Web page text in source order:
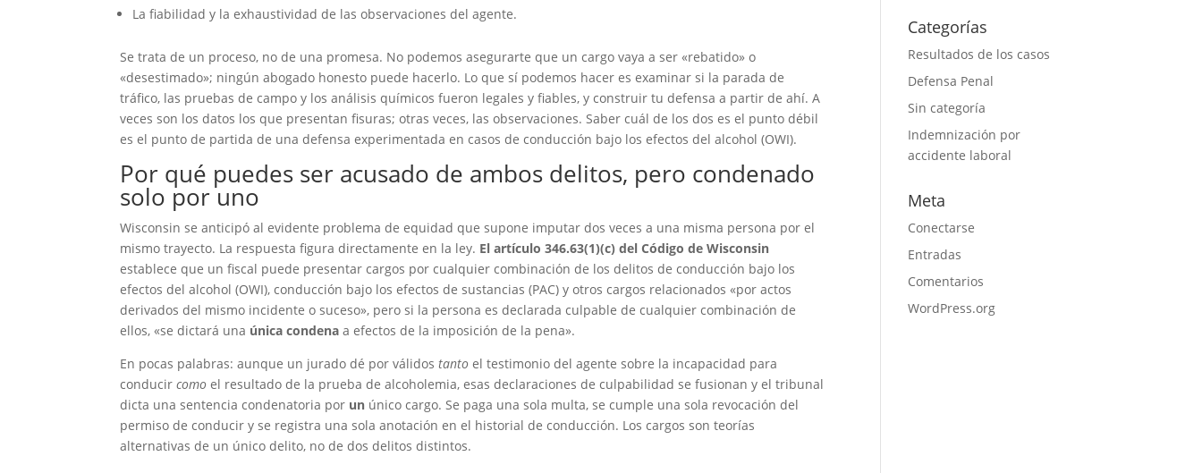
La fiabilidad y la exhaustividad de las observaciones del agente.
Se trata de un proceso, no de una promesa. No podemos asegurarte que un cargo vaya a ser «rebatido» o
«desestimado»; ningún abogado honesto puede hacerlo. Lo que sí podemos hacer es examinar si la parada de
tráfico, las pruebas de campo y los análisis químicos fueron legales y fiables, y construir tu defensa a partir de ahí. A
veces son los datos los que presentan fisuras; otras veces, las observaciones. Saber cuál de los dos es el punto débil
es el punto de partida de una defensa experimentada en casos de conducción bajo los efectos del alcohol (OWI).
Por qué puedes ser acusado de ambos delitos, pero condenado
solo por uno
Wisconsin se anticipó al evidente problema de equidad que supone imputar dos veces a una misma persona por el
mismo trayecto. La respuesta figura directamente en la ley. El artículo 346.63(1)(c) del Código de Wisconsin
establece que un fiscal puede presentar cargos por cualquier combinación de los delitos de conducción bajo los
efectos del alcohol (OWI), conducción bajo los efectos de sustancias (PAC) y otros cargos relacionados «por actos
derivados del mismo incidente o suceso», pero si la persona es declarada culpable de cualquier combinación de
ellos, «se dictará una única condena a efectos de la imposición de la pena».
En pocas palabras: aunque un jurado dé por válidostanto el testimonio del agente sobre la incapacidad para
conducircomo el resultado de la prueba de alcoholemia, esas declaraciones de culpabilidad se fusionan y el tribunal
dicta una sentencia condenatoria por un único cargo. Se paga una sola multa, se cumple una sola revocación del
permiso de conducir y se registra una sola anotación en el historial de conducción. Los cargos son teorías
alternativas de un único delito, no de dos delitos distintos.
Categorías
Resultados de los casos
Defensa Penal
Sin categoría
Indemnización por
accidente laboral
Meta
Conectarse
Entradas
Comentarios
WordPress.org